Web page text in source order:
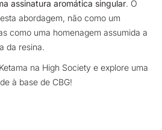
assinatura aromática singular. O
abordagem, não como um
como uma homenagem assumida a
da resina.
na High Society e explore uma
à base de CBG!